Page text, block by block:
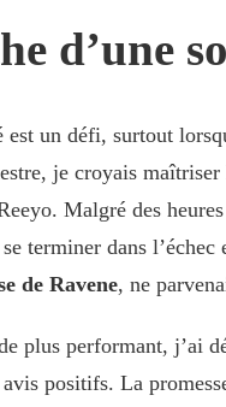
d’une
un défi, surtout
je croyais
Malgré des
terminer dans
de Ravene, ne
plus performant, j’ai
positifs. La